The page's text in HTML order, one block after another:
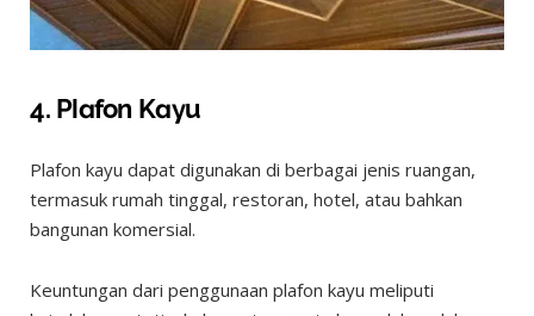
4. Plafon Kayu
Plafon kayu dapat digunakan di berbagai jenis ruangan,
termasuk rumah tinggal, restoran, hotel, atau bahkan
bangunan komersial.
Keuntungan dari penggunaan plafon kayu meliputi